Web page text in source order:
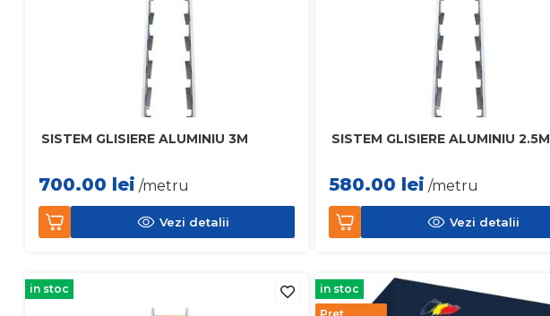
SISTEM GLISIERE ALUMINIU 3M
700.00 lei /metru
Vezi detalii
SISTEM GLISIERE ALUMINIU 2.5M
580.00 lei /metru
Vezi detalii
in stoc
in stoc